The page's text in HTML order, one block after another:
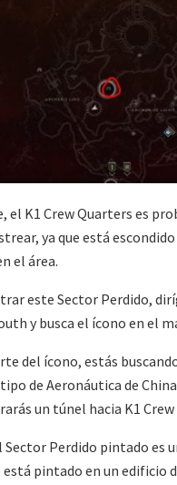
el K1 Crew Quarters es
ya que está
el área.
este Sector Perdido,
y busca el ícono en el
del ícono, estás
de Aeronáutica de
un túnel hacia K1
Sector Perdido pintado es
está pintado en un edificio